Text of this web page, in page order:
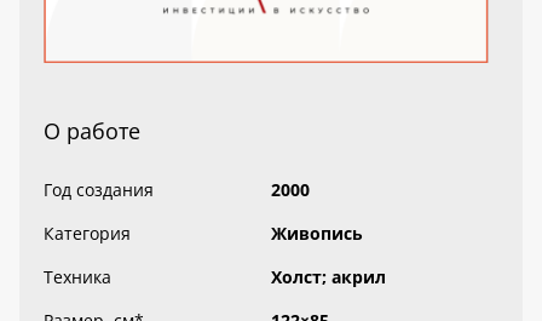
О работе
Год создания
2000
Категория
Живопись
Техника
Холст; акрил